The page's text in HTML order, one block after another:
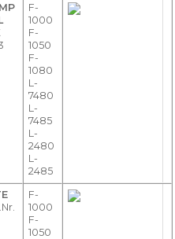
F-
1000
F-
1050
F-
1080
L-
7480
L-
7485
L-
2480
L-
2485
F-
1000
F-
1050